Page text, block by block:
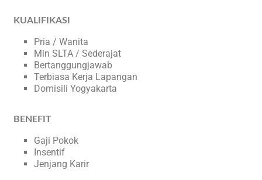
KUALIFIKASI
Pria / Wanita
Min SLTA / Sederajat
Bertanggungjawab
Terbiasa Kerja Lapangan
Domisili Yogyakarta
BENEFIT
Gaji Pokok
Insentif
Jenjang Karir